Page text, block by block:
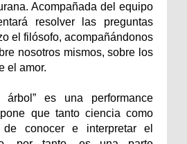
Acompañada del equipo
resolver las preguntas
el filósofo, acompañándonos
nosotros mismos, sobre los
el amor.
es una performance
que tanto ciencia como
conocer e interpretar el